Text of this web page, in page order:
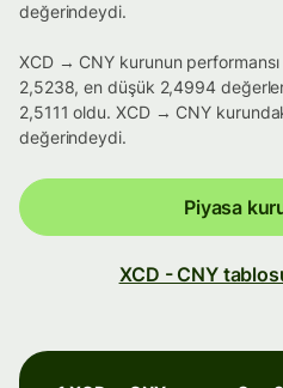
değerindeydi.
XCD → CNY kurunun
2,5238, en düşük 2,4994
2,5111 oldu. XCD → CNY
değerindeydi.
Piyasa
XCD - CNY